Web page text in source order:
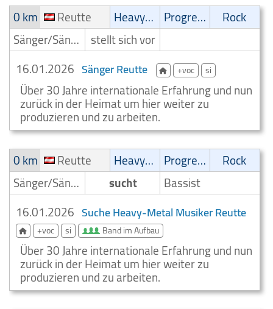
0 km Reutte Heavy-Metal Progressive
Rock
Sänger/Sängerin stellt sich vor
16.01.2026 Sänger Reutte +voc si
Über 30 Jahre internationale Erfahrung und nun
zurück in der Heimat um hier weiter zu
produzieren und zu arbeiten.
0 km
Reutte Heavy-Metal Progressive
Rock
Sänger/Sängerin
sucht
Bassist
16.01.2026 Suche Heavy-Metal Musiker Reutte
+voc si Band im Aufbau
Über 30 Jahre internationale Erfahrung und nun
zurück in der Heimat um hier weiter zu
produzieren und zu arbeiten.